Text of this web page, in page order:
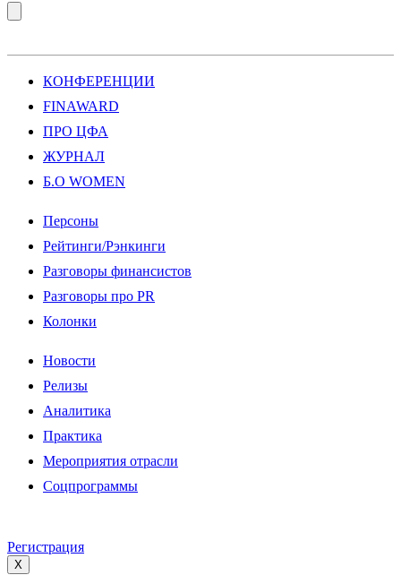
КОНФЕРЕНЦИИ
FINAWARD
ПРО ЦФА
ЖУРНАЛ
Б.О WOMEN
Персоны
Рейтинги/Рэнкинги
Разговоры финансистов
Разговоры про PR
Колонки
Новости
Релизы
Аналитика
Практика
Мероприятия отрасли
Соцпрограммы
Регистрация
X